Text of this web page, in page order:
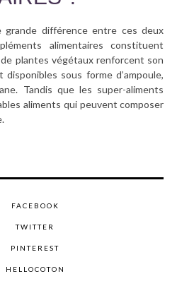
grande différence entre ces deux
alimentaires constituent
plantes végétaux renforcent son
sous forme d’ampoule,
Tandis que les super-aliments
aliments qui peuvent composer
FACEBOOK
TWITTER
PINTEREST
HELLOCOTON